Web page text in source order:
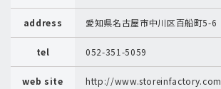
address 愛知県名古屋市中川区百船町5-6
tel 052-351-5059
web site http://www.storeinfactory.com